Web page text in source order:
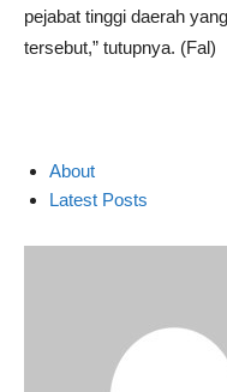
pejabat tinggi daerah
tersebut,” tutupnya. (Fal)
About
Latest Posts